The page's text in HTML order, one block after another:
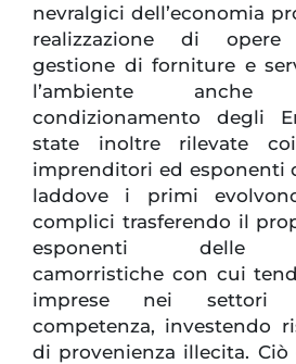
nevralgici dell’economia
realizzazione di
gestione di forniture e
l’ambiente
condizionamento degli
state inoltre rilevate
imprenditori ed esponenti
laddove i primi
complici trasferendo il
esponenti delle
camorristiche con cui
imprese nei settori
competenza, investendo
di provenienza illecita. Ciò